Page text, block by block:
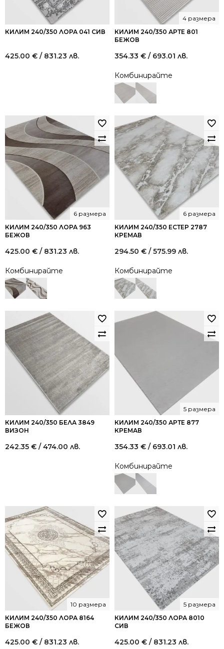
КИЛИМ 240/350 ЛОРА 041 СИВ
425.00 € / 831.23 лв.
КИЛИМ 240/350 АРТЕ 801
БЕЖОВ
4 размера
354.33 € / 693.01 лв.
Комбинирайте
КИЛИМ 240/350 ЛОРА 963
БЕЖОВ
6 размера
425.00 € / 831.23 лв.
Комбинирайте
КИЛИМ 240/350 ЕСТЕР 2787
КРЕМАВ
6 размера
294.50 € / 575.99 лв.
Комбинирайте
КИЛИМ 240/350 БЕЛА 3849
ВИЗОН
242.35 € / 474.00 лв.
КИЛИМ 240/350 АРТЕ 877
КРЕМАВ
5 размера
354.33 € / 693.01 лв.
Комбинирайте
КИЛИМ 240/350 ЛОРА 8164
БЕЖОВ
10 размера
425.00 € / 831.23 лв.
КИЛИМ 240/350 ЛОРА 8010
СИВ
5 размера
425.00 € / 831.23 лв.